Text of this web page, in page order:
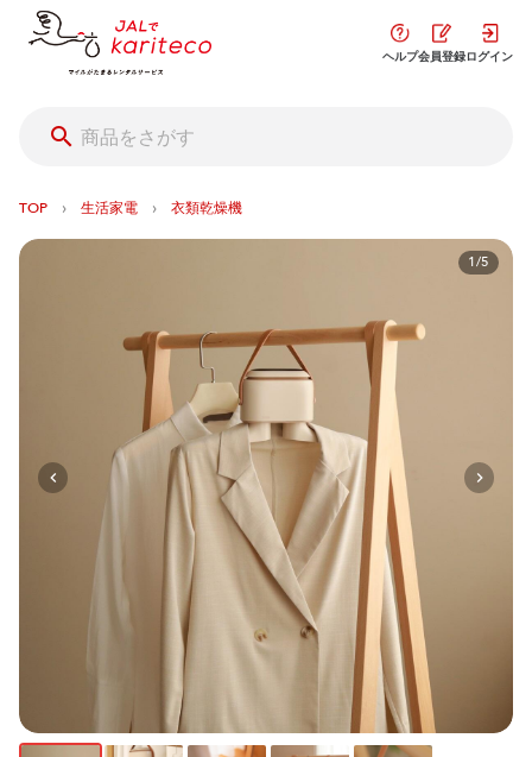
ヘルプ会員登録ログイン
TOP › 生活家電 › 衣類乾燥機
1/5